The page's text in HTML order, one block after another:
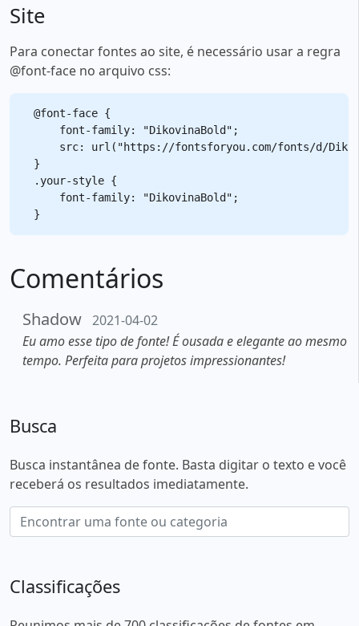
Site
Para conectar fontes ao site, é necessário usar a regra
@font-face no arquivo css:
@font-face {
    font-family: "DikovinaBold";
src: url("https://fontsforyou.com/fonts/d/
}
.your-style {
    font-family: "DikovinaBold";
Comentários
Shadow 2021-04-02
Eu amo esse tipo de fonte! É ousada e elegante ao mesmo
tempo. Perfeita para projetos impressionantes!
Busca
Busca instantânea de fonte. Basta digitar o texto e você
receberá os resultados imediatamente.
Classificações